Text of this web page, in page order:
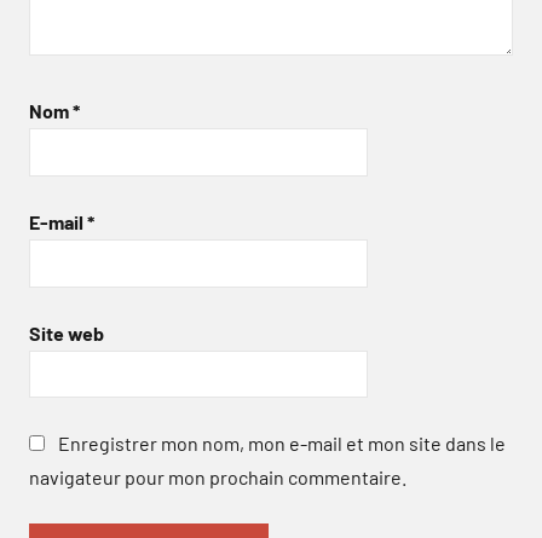
Nom*
E-mail *
Site web
Enregistrer mon nom, mon e-mail et mon site dans le
navigateur pour mon prochain commentaire.